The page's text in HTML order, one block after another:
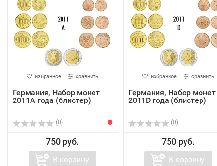
избранное сравнить
Германия, Набор монет
2011A года (блистер)
(0)
750 руб.
В корзину
избранное сравнить
Германия, Набор монет
2011D года (блистер)
(0)
750 руб.
В корзину